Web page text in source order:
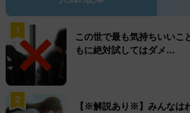
1
この世で最も気持ちいいこ
もに絶対試してはダメ…
2
【※解説あり※】みんなは